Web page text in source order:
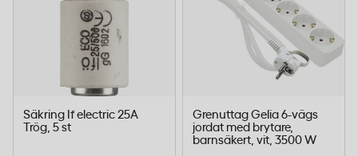
Säkring If electric 25A
Trög, 5 st
Grenuttag Gelia 6-vägs
jordat med brytare,
barnsäkert, vit, 3500 W